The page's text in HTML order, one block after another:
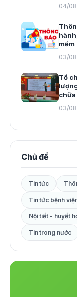
04/
mềm
03/
Tổ
chữa
03/
Chủ đề
Tin tức
Tin tức bệnh
Nội tiết - huyết
Tin trong nước